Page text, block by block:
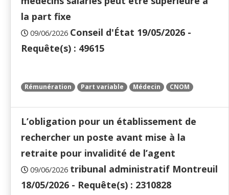
la part fixe
09/06/2026 Conseil d'État 19/05/2026 -
Requête(s) : 49615
Rémunération Part variable Médecin CNOM
L’obligation pour un établissement de
rechercher un poste avant mise à la
retraite pour invalidité de l’agent
09/06/2026 tribunal administratif Montreuil
18/05/2026 - Requête(s) : 2310828